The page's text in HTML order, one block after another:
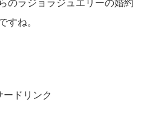
のラジョラジュエリーの婚約
すね。
ードリンク